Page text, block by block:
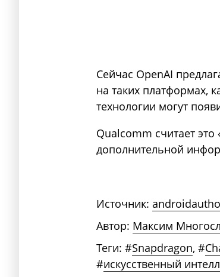
Сейчас OpenAI
на таких платформах,
технологии могут
Qualcomm считает
дополнительной
Источник:
Автор: Максим
Теги: #Snapdragon, #
#искусственный